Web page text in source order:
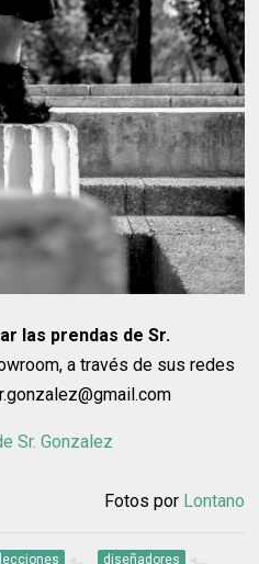
las prendas de Sr.
a través de sus redes
Sr. Gonzalez
Fotos por Lontano
diseñadores